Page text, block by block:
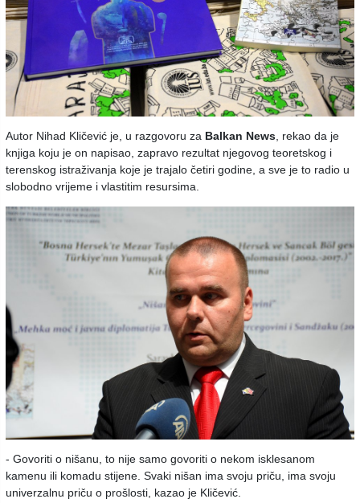
Autor Nihad Kličević je, u razgovoru za Balkan News, rekao da je
knjiga koju je on napisao, zapravo rezultat njegovog teoretskog i
terenskog istraživanja koje je trajalo četiri godine, a sve je to radio u
slobodno vrijeme i vlastitim resursima.
- Govoriti o nišanu, to nije samo govoriti o nekom isklesanom
kamenu ili komadu stijene. Svaki nišan ima svoju priču, ima svoju
univerzalnu priču o prošlosti, kazao je Kličević.